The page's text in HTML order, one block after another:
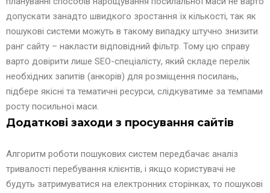
допускати занадто швидкого зростання їх кількості, так як
пошукові системи можуть в такому випадку штучно знизити
ранг сайту – накласти відповідний фільтр. Тому цю справу
варто довірити лише SEO-спеціалісту, який складе перелік
необхідних запитів (анкорів) для розміщення посилань,
підбере якісні та тематичні ресурси, слідкуватиме за темпами
росту посильної маси.
Додаткові заходи з просування сайтів
Алгоритм роботи пошукових систем передбачає аналіз
тривалості перебування клієнтів, і якщо користувачі не
будуть затримуватися на електронних сторінках, то пошукові